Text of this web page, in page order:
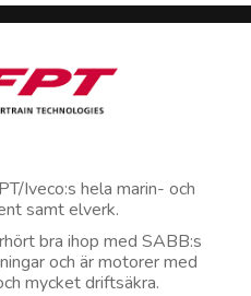
Iveco:s hela marin- och
samt elverk.
bra ihop med SABB:s
och är motorer med
mycket driftsäkra.